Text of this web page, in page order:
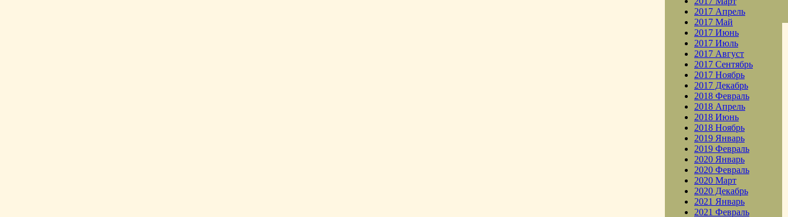
2017 Апрель
2017 Май
2017 Июнь
2017 Июль
2017 Август
2017 Сентябрь
2017 Ноябрь
2017 Декабрь
2018 Февраль
2018 Апрель
2018 Июнь
2018 Ноябрь
2019 Январь
2019 Февраль
2020 Январь
2020 Февраль
2020 Март
2020 Декабрь
2021 Январь
2021 Февраль